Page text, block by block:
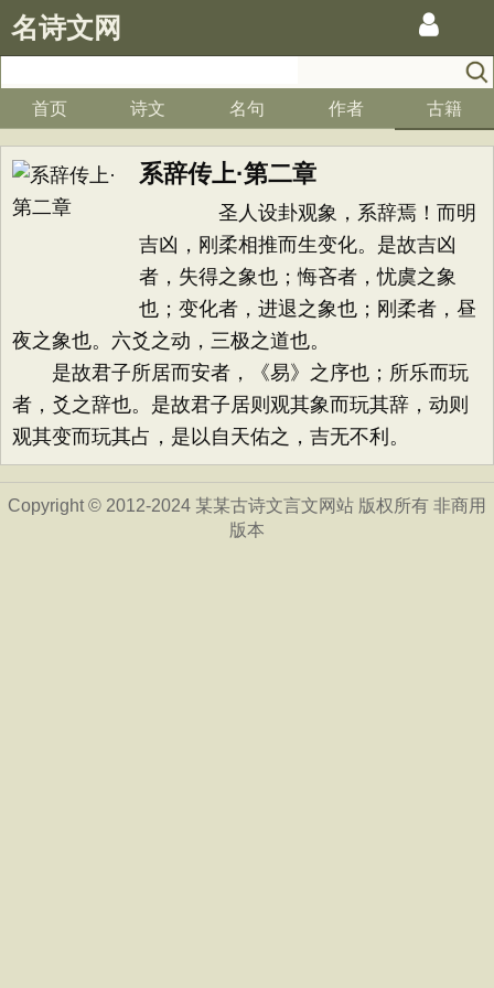
名诗文网
首页 诗文 名句 作者 古籍
系辞传上·第二章
圣人设卦观象，系辞焉！而明
吉凶，刚柔相推而生变化。是故吉凶
者，失得之象也；悔吝者，忧虞之象
也；变化者，进退之象也；刚柔者，昼
夜之象也。六爻之动，三极之道也。
是故君子所居而安者，《易》之序也；所乐而玩
者，爻之辞也。是故君子居则观其象而玩其辞，动则
观其变而玩其占，是以自天佑之，吉无不利。
Copyright © 2012-2024 某某古诗文言文网站 版权所有 非商用
版本